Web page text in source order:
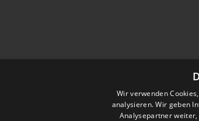
Wir verwenden
analysieren. Wir geben
Analysepartner